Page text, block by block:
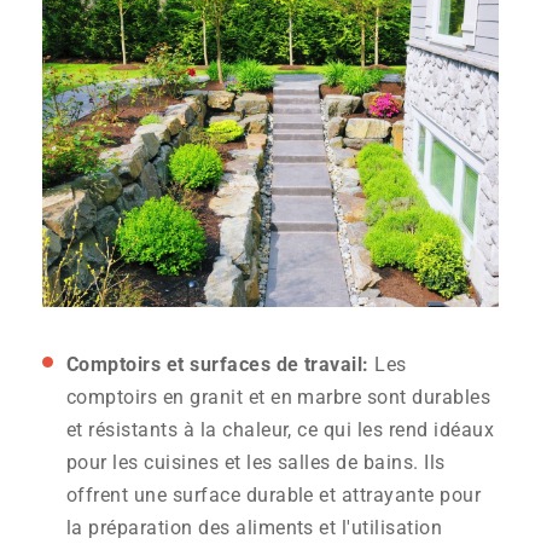
Comptoirs et surfaces de travail: Les
comptoirs en granit et en marbre sont durables
et résistants à la chaleur, ce qui les rend idéaux
pour les cuisines et les salles de bains. Ils
offrent une surface durable et attrayante pour
la préparation des aliments et l'utilisation